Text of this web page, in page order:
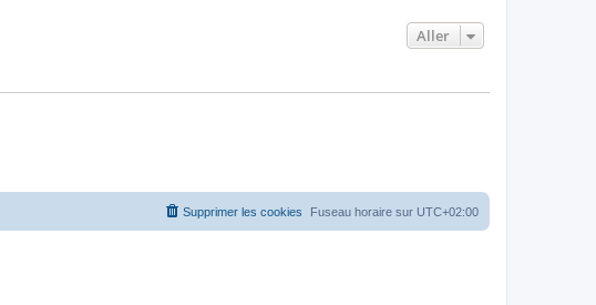
Aller
Fuseau horaire sur UTC+02:00
Supprimer les cookies